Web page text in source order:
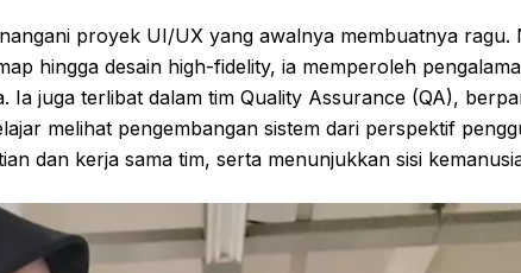
proyek UI/UX yang awalnya membuatnya ragu.
hingga desain high-fidelity, ia memperoleh
Ia juga terlibat dalam tim Quality Assurance (QA),
melihat pengembangan sistem dari perspektif
dan kerja sama tim, serta menunjukkan sisi